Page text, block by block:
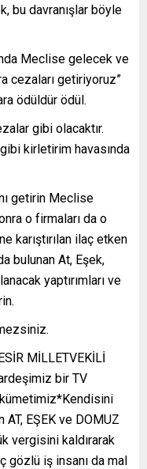
bu davranışlar böyle
Meclise gelecek ve
cezaları getiriyoruz”
ödüldür ödül.
gibi olacaktır.
kirletirim havasında
getirin Meclise
o firmaları da o
karıştırılan ilaç etken
bulunan At, Eşek,
yaptırımları ve
MİLLETVEKİLİ
bir TV
EŞEK ve DOMUZ
vergisini kaldırarak
gözlü iş insanı da mal